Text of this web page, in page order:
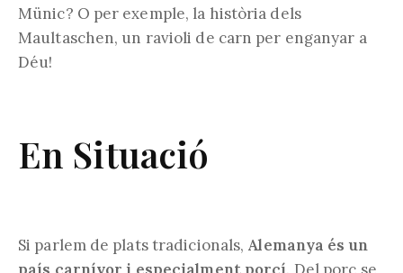
Münic? O per exemple, la història dels
Maultaschen, un ravioli de carn per enganyar a
Déu!
En Situació
Si parlem de plats tradicionals, Alemanya és un